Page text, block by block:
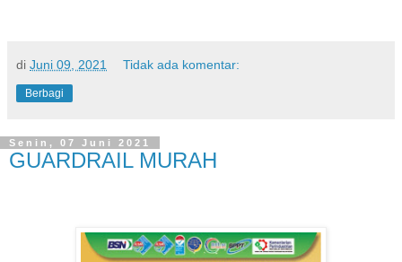
di Juni 09, 2021 Tidak ada komentar:
Berbagi
Senin, 07 Juni 2021
GUARDRAIL MURAH